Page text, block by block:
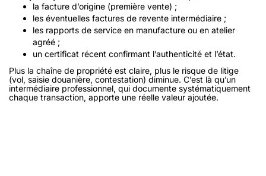
la facture d’origine (première vente) ;
les éventuelles factures de revente intermédiaire ;
les rapports de service en manufacture ou en atelier
agréé ;
un certificat récent confirmant l’authenticité et l’état.
Plus la chaîne de propriété est claire, plus le risque de litige
(vol, saisie douanière, contestation) diminue. C’est là qu’un
intermédiaire professionnel, qui documente systématiquement
chaque transaction, apporte une réelle valeur ajoutée.